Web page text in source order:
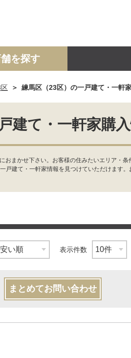
土地 事業投資用
を探す
練馬区（23区）の一戸建て・一軒
建て・一軒家購
まかせ下さい。お客様の住みたいエリア・
建て・一軒家情報を見つけていただけます
表示件数
まとめてお問い合わせ